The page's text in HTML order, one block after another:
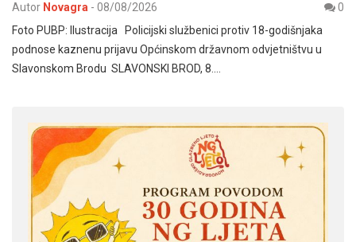
Autor Novagra - 08/08/2026
0
Foto PUBP: Ilustracija Policijski službenici protiv 18-godišnjaka
podnose kaznenu prijavu Općinskom državnom odvjetništvu u
Slavonskom Brodu SLAVONSKI BROD, 8.…